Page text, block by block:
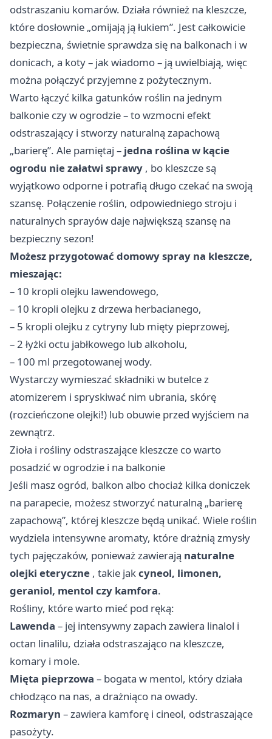
odstraszaniu komarów. Działa również na kleszcze,
które dosłownie „omijają ją łukiem”. Jest całkowicie
bezpieczna, świetnie sprawdza się na balkonach i w
donicach, a koty – jak wiadomo – ją uwielbiają, więc
można połączyć przyjemne z pożytecznym.
Warto łączyć kilka gatunków roślin na jednym
balkonie czy w ogrodzie – to wzmocni efekt
odstraszający i stworzy naturalną zapachową
„barierę”. Ale pamiętaj – jedna roślina w kącie
ogrodu nie załatwi sprawy , bo kleszcze są
wyjątkowo odporne i potrafią długo czekać na swoją
szansę. Połączenie roślin, odpowiedniego stroju i
naturalnych sprayów daje największą szansę na
bezpieczny sezon!
Możesz przygotować domowy spray na kleszcze,
mieszając:
– 10 kropli olejku lawendowego,
– 10 kropli olejku z drzewa herbacianego,
– 5 kropli olejku z cytryny lub mięty pieprzowej,
– 2 łyżki octu jabłkowego lub alkoholu,
– 100 ml przegotowanej wody.
Wystarczy wymieszać składniki w butelce z
atomizerem i spryskiwać nim ubrania, skórę
(rozcieńczone olejki!) lub obuwie przed wyjściem na
zewnątrz.
Zioła i rośliny odstraszające kleszcze co warto
posadzić w ogrodzie i na balkonie
Jeśli masz ogród, balkon albo chociaż kilka doniczek
na parapecie, możesz stworzyć naturalną „barierę
zapachową”, której kleszcze będą unikać. Wiele roślin
wydziela intensywne aromaty, które drażnią zmysły
tych pajęczaków, ponieważ zawierają naturalne
olejki eteryczne , takie jakcyneol, limonen,
geraniol, mentol czy kamfora.
Rośliny, które warto mieć pod ręką:
Lawenda – jej intensywny zapach zawiera linalol i
octan linalilu, działa odstraszająco na kleszcze,
komary i mole.
Mięta pieprzowa – bogata w mentol, który działa
chłodząco na nas, a drażniąco na owady.
Rozmaryn – zawiera kamforę i cineol, odstraszające
pasożyty.